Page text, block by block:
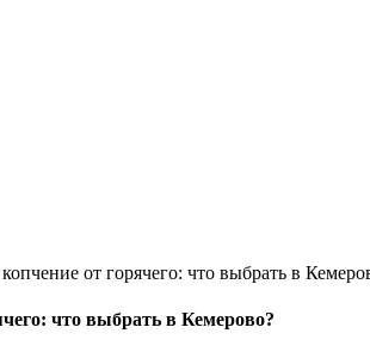
от горячего: что выбрать в
что выбрать в Кемерово?